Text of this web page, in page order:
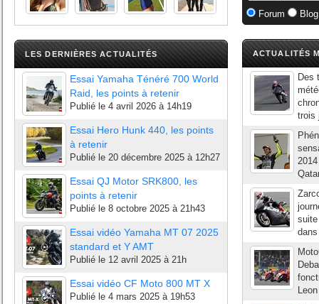
LES DERNIÈRES ACTUALITÉS
Essai Yamaha Ténéré 700 World
Raid, les points à retenir
Publié le 4 avril 2026 à 14h19
Essai Hero Hunk 440, les points
à retenir
Publié le 20 décembre 2025 à 12h27
Essai QJ Motor SRK800, les
points à retenir
Publié le 8 octobre 2025 à 21h43
Essai vidéo Yamaha MT 07 2025
standard et Y AMT
Publié le 12 avril 2025 à 21h
Essai vidéo CF Moto 800 MT X
Publié le 4 mars 2025 à 19h53
Forum
ACTUALITÉS
Des
trois